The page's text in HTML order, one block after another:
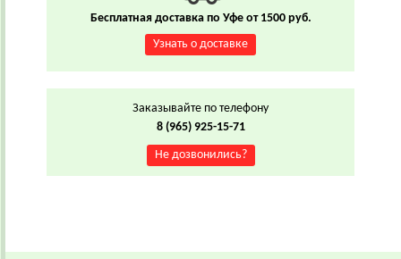
Бесплатная доставка по Уфе от 1500 руб.
Узнать о доставке
Заказывайте по телефону
8 (965) 925-15-71
Не дозвонились?